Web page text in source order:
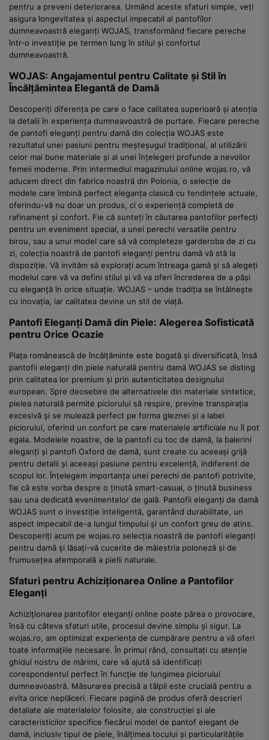
pentru a preveni deteriorarea. Urmând aceste sfaturi simple, veți
asigura longevitatea și aspectul impecabil al pantofilor
dumneavoastră eleganți WOJAS, transformând fiecare pereche
într-o investiție pe termen lung în stilul și confortul
dumneavoastră.
WOJAS: Angajamentul pentru Calitate și Stil în
Încălțămintea Elegantă de Damă
Descoperiți diferența pe care o face calitatea superioară și atenția
la detalii în experiența dumneavoastră de purtare. Fiecare pereche
de pantofi eleganți pentru damă din colecția WOJAS este
rezultatul unei pasiuni pentru meșteșugul tradițional, al utilizării
celor mai bune materiale și al unei înțelegeri profunde a nevoilor
femeii moderne. Prin intermediul magazinului online wojas.ro, vă
aducem direct din fabrica noastră din Polonia, o selecție de
modele care îmbină perfect eleganța clasică cu tendințele actuale,
oferindu-vă nu doar un produs, ci o experiență completă de
rafinament și confort. Fie că sunteți în căutarea pantofilor perfecți
pentru un eveniment special, a unei perechi versatile pentru
birou, sau a unui model care să vă completeze garderoba de zi cu
zi, colecția noastră de pantofi eleganți pentru damă vă stă la
dispoziție. Vă invităm să explorați acum întreaga gamă și să alegeți
modelul care vă va defini stilul și vă va oferi încrederea de a păși
cu eleganță în orice situație. WOJAS – unde tradiția se întâlnește
cu inovația, iar calitatea devine un stil de viață.
Pantofi Eleganți Damă din Piele: Alegerea Sofisticată
pentru Orice Ocazie
Piața românească de încălțăminte este bogată și diversificată, însă
pantofii eleganți din piele naturală pentru damă WOJAS se disting
prin calitatea lor premium și prin autenticitatea designului
european. Spre deosebire de alternativele din materiale sintetice,
pielea naturală permite piciorului să respire, previne transpirația
excesivă și se mulează perfect pe forma gleznei și a labei
piciorului, oferind un confort pe care materialele artificiale nu îl pot
egala. Modelele noastre, de la pantofi cu toc de damă, la balerini
eleganți și pantofi Oxford de damă, sunt create cu aceeași grijă
pentru detalii și aceeași pasiune pentru excelență, indiferent de
scopul lor. Înțelegem importanța unei perechi de pantofi potrivite,
fie că este vorba despre o ținută smart-casual, o ținută business
sau una dedicată evenimentelor de gală. Pantofii eleganți de damă
WOJAS sunt o investiție inteligentă, garantând durabilitate, un
aspect impecabil de-a lungul timpului și un confort greu de atins.
Descoperiți acum pe wojas.ro selecția noastră de pantofi eleganți
pentru damă și lăsați-vă cucerite de măiestria poloneză și de
frumusețea atemporală a pielii naturale.
Sfaturi pentru Achiziționarea Online a Pantofilor
Eleganți
Achiziționarea pantofilor eleganți online poate părea o provocare,
însă cu câteva sfaturi utile, procesul devine simplu și sigur. La
wojas.ro, am optimizat experiența de cumpărare pentru a vă oferi
toate informațiile necesare. În primul rând, consultați cu atenție
ghidul nostru de mărimi, care vă ajută să identificați
corespondentul perfect în funcție de lungimea piciorului
dumneavoastră. Măsurarea precisă a tălpii este crucială pentru a
evita orice neplăceri. Fiecare pagină de produs oferă descrieri
detaliate ale materialelor folosite, ale construcției și ale
caracteristicilor specifice fiecărui model de pantof elegant de
damă, inclusiv tipul de piele, înălțimea tocului și particularitățile